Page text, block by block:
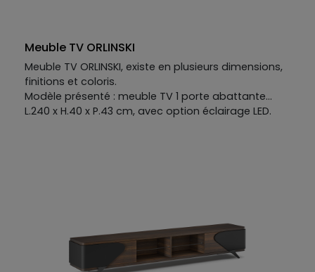
Meuble TV ORLINSKI
Meuble TV ORLINSKI, existe en plusieurs dimensions,
finitions et coloris.
Modèle présenté : meuble TV 1 porte abattante
L.240 x H.40 x P.43 cm, avec option éclairage LED.